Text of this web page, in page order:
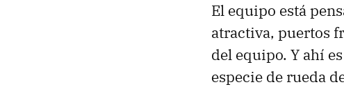
El equipo está
atractiva, puertos
del equipo. Y ahí
especie de rueda